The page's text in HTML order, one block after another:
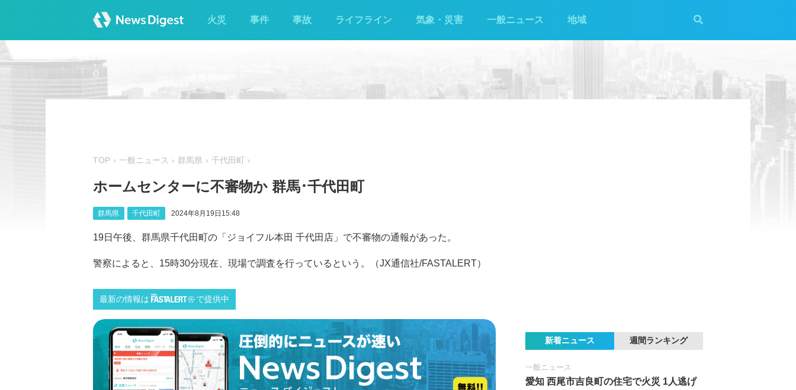
火災 事件 事故 ライフライン 気象・災害 一般ニュース 地域
TOP 一般ニュース 群馬県 千代田町
ホームセンターに不審物か 群馬‪･‬千代田町
群馬県 千代田町 2024年8月19日15:48
19日午後、群馬県千代田町の「ジョイフル本田 千代田店」で不審物の通報があった。
警察によると、15時30分現在、現場で調査を行っているという。（JX通信社/FASTALERT）
最新の情報は で提供中
新着ニュース 週間ランキング
一般ニュース
愛知 西尾市吉良町の住宅で火災 1人逃げ